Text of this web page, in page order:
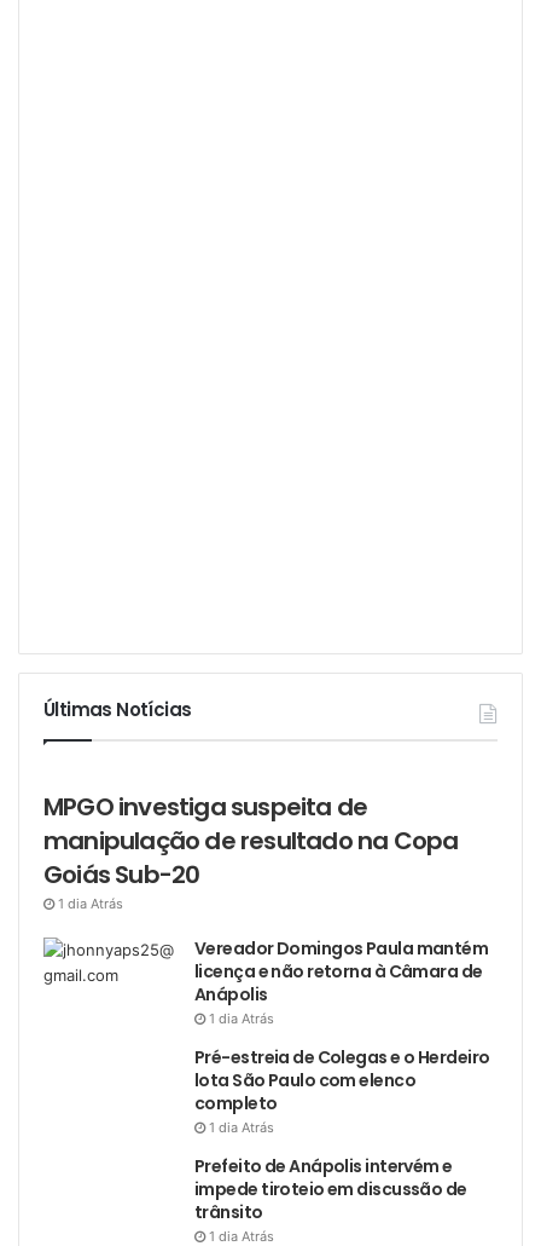
Últimas Notícias
MPGO investiga suspeita de
manipulação de resultado na Copa
Goiás Sub-20
1 dia Atrás
Vereador Domingos Paula mantém
licença e não retorna à Câmara de
Anápolis
1 dia Atrás
Pré-estreia de Colegas e o Herdeiro
lota São Paulo com elenco
completo
1 dia Atrás
Prefeito de Anápolis intervém e
impede tiroteio em discussão de
trânsito
1 dia Atrás